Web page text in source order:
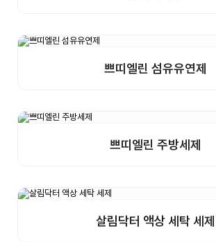
쁘띠엘린 섬유유연제
상세보기 샘플구매
쁘띠엘린 주방세제
상세보기 샘플구매
살림닥터 액상 세탁 세제
상세보기 샘플구매